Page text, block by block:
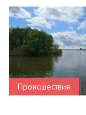
Происшествия